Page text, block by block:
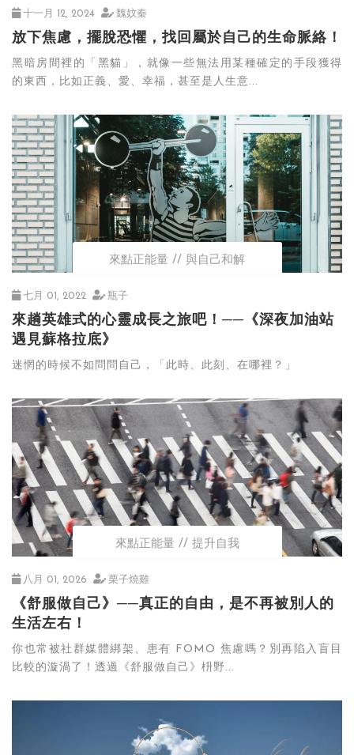
十一月 12, 2024 魏妏秦
放下焦慮，擺脫恐懼，找回屬於自己的生命脈絡！
黑暗房間裡的「黑貓」，就像一些無法用某種確定的手段獲得
的東西，比如正義、愛、幸福，甚至是人生意...
來點正能量 與自己和解
七月 01, 2022 瓶子
來趟英雄式的心靈成長之旅吧！──《深夜加油站
遇見蘇格拉底》
迷惘的時候不如問問自己，「此時、此刻、在哪裡？」
來點正能量 提升自我
八月 01, 2026 栗子燒雞
《舒服做自己》──真正的自由，是不再被別人的
生活左右！
你也常被社群媒體綁架、患有 FOMO 焦慮嗎？別再陷入盲目
比較的漩渦了！透過《舒服做自己》枡野...